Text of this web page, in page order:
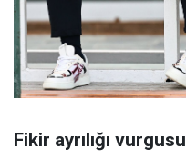
Fikir ayrılığı vurgusu